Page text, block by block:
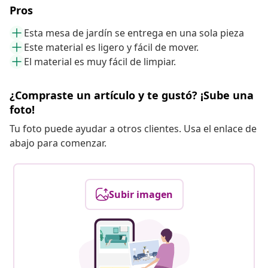
Pros
Esta mesa de jardín se entrega en una sola pieza
Este material es ligero y fácil de mover.
El material es muy fácil de limpiar.
¿Compraste un artículo y te gustó? ¡Sube una
foto!
Tu foto puede ayudar a otros clientes. Usa el enlace de
abajo para comenzar.
Subir imagen